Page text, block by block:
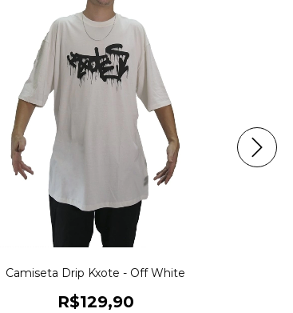
Camiseta Drip Kxote - Off White
R$129,90